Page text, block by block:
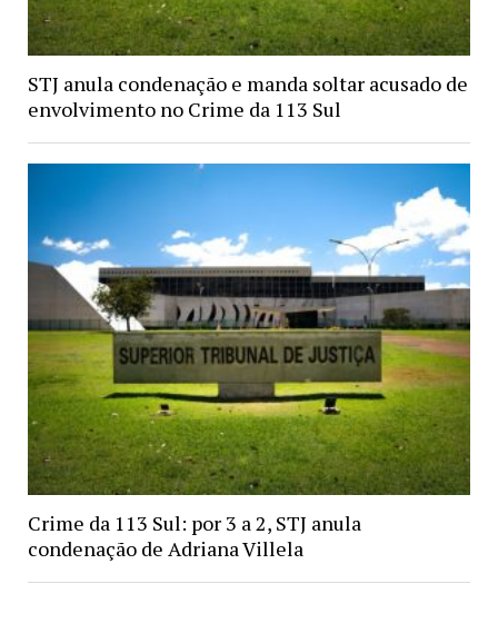
STJ anula condenação e manda soltar acusado de
envolvimento no Crime da 113 Sul
Crime da 113 Sul: por 3 a 2, STJ anula
condenação de Adriana Villela